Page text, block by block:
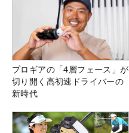
プロギアの「4層フェース」が
切り開く高初速ドライバーの
新時代